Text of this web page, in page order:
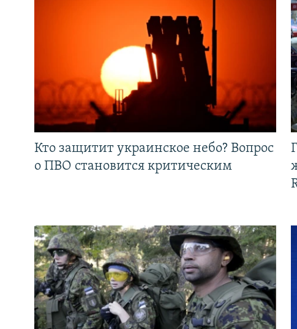
Кто защитит украинское небо? Вопрос
о ПВО становится критическим